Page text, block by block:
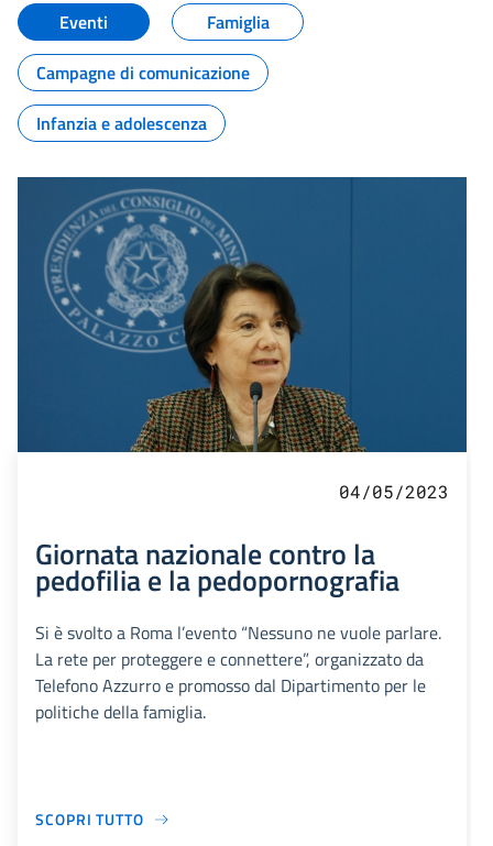
Eventi
Famiglia
Campagne di comunicazione
Infanzia e adolescenza
04/05/2023
Giornata nazionale contro la
pedofilia e la pedopornografia
Si è svolto a Roma l’evento “Nessuno ne vuole parlare.
La rete per proteggere e connettere”, organizzato da
Telefono Azzurro e promosso dal Dipartimento per le
politiche della famiglia.
SCOPRI TUTTO